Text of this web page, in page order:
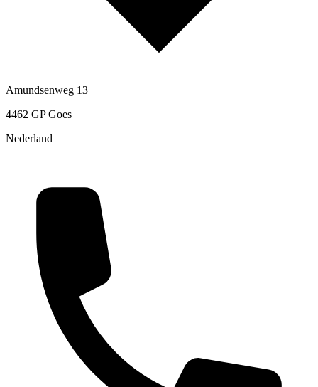
Amundsenweg 13
4462 GP Goes
Nederland